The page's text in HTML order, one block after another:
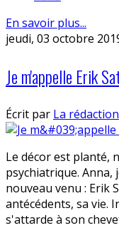
En savoir plus...
jeudi, 03 octobre
Je m'appelle Erik
Écrit par La rédaction
Le décor est planté,
psychiatrique. Anna,
nouveau venu : Erik
antécédents, sa vie.
s'attarde à son